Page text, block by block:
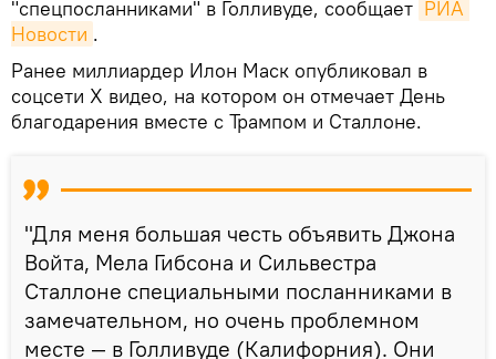
"спецпосланниками" в Голливуде, сообщает РИА
Новости .
Ранее миллиардер Илон Маск опубликовал в
соцсети Х видео, на котором он отмечает День
благодарения вместе с Трампом и Сталлоне.
"Для меня большая честь объявить Джона
Войта, Мела Гибсона и Сильвестра
Сталлоне cпециальными посланниками в
замечательном, но очень проблемном
месте — в Голливуде (Калифорния). Они